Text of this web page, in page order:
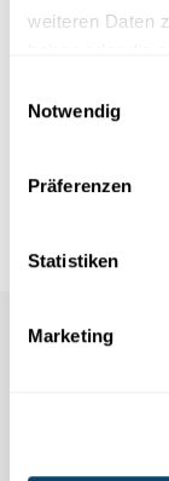
weiteren Daten
Notwendig
Präferenzen
Statistiken
Marketing